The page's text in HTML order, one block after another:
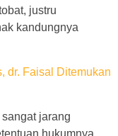
justru
kandungnya
dr. Faisal Ditemukan
jarang
hukumnya